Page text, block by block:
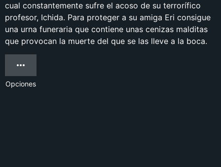
cual constantemente sufre el acoso de su terrorífico
profesor, Ichida. Para proteger a su amiga Eri consigue
una urna funeraria que contiene unas cenizas malditas
que provocan la muerte del que se las lleve a la boca.
Opciones